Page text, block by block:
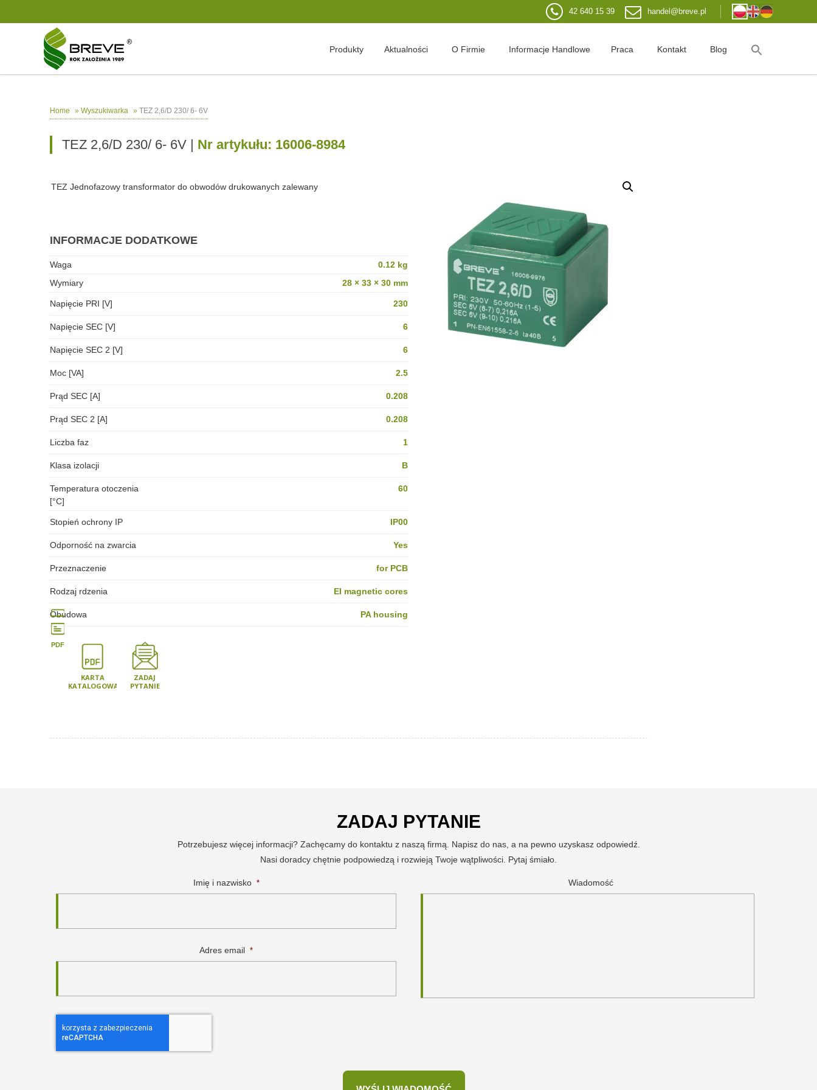
42 640 15 39 handel@breve.pl
Produkty Aktualności O Firmie Informacje Handlowe Praca Kontakt Blog
Home » Wyszukiwarka » TEZ 2,6/D 230/ 6- 6V
TEZ 2,6/D 230/ 6- 6V | Nr artykułu: 16006-8984
TEZ Jednofazowy transformator do obwodów drukowanych zalewany
INFORMACJE DODATKOWE
Waga
0.12 kg
Wymiary
28 × 33 × 30 mm
Napięcie PRI [V] 230
Napięcie SEC [V] 6
Napięcie SEC 2 [V] 6
Moc [VA] 2.5
Prąd SEC [A] 0.208
Prąd SEC 2 [A] 0.208
Liczba faz 1
Klasa izolacji B
Temperatura otoczenia
[°C]
60
Stopień ochrony IP IP00
Odporność na zwarcia Yes
Przeznaczenie for PCB
Rodzaj rdzenia EI magnetic cores
Obudowa PA housing
PDF
KARTA
KATALOGOWA
ZADAJ
PYTANIE
ZADAJ PYTANIE
Potrzebujesz więcej informacji? Zachęcamy do kontaktu z naszą firmą. Napisz do nas, a na pewno uzyskasz odpowiedź.
Nasi doradcy chętnie podpowiedzą i rozwieją Twoje wątpliwości. Pytaj śmiało.
Imię i nazwisko *
Adres email *
Wiadomość